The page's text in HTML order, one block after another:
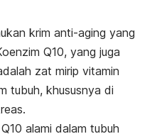
krim anti-aging yang
Q10, yang juga
zat mirip vitamin
tubuh, khususnya di
alami dalam tubuh